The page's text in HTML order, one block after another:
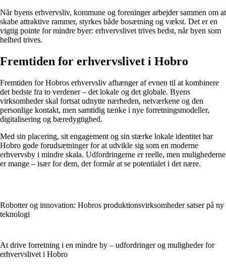
Når byens erhvervsliv, kommune og foreninger arbejder sammen om at
skabe attraktive rammer, styrkes både bosætning og vækst. Det er en
vigtig pointe for mindre byer: erhvervslivet trives bedst, når byen som
helhed trives.
Fremtiden for erhvervslivet i Hobro
Fremtiden for Hobros erhvervsliv afhænger af evnen til at kombinere
det bedste fra to verdener – det lokale og det globale. Byens
virksomheder skal fortsat udnytte nærheden, netværkene og den
personlige kontakt, men samtidig tænke i nye forretningsmodeller,
digitalisering og bæredygtighed.
Med sin placering, sit engagement og sin stærke lokale identitet har
Hobro gode forudsætninger for at udvikle sig som en moderne
erhvervsby i mindre skala. Udfordringerne er reelle, men mulighederne
er mange – især for dem, der formår at se potentialet i det nære.
Robotter og innovation: Hobros produktionsvirksomheder satser på ny
teknologi
At drive forretning i en mindre by – udfordringer og muligheder for
erhvervslivet i Hobro